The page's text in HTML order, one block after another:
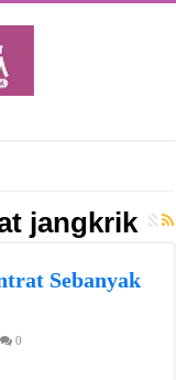
jangkrik
Sebanyak
0